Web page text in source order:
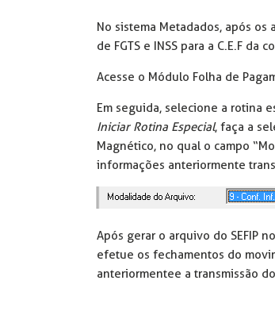
No sistema Metadados, após os
de FGTS e INSS para a C.E.F
Acesse o Módulo Folha de
Em seguida, selecione a rotina
Iniciar Rotina Especial, faça a
Magnético, no qual o campo
informações anteriormente
Após gerar o arquivo do SEFIP
efetue os fechamentos do
anteriormente e a transmissão